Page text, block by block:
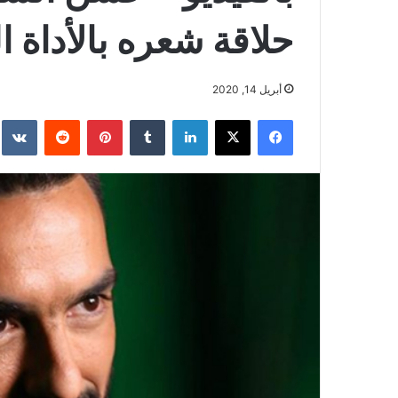
حلاقة شعره بالأداة
أبريل 14, 2020
فيسبوك ‫X لينكدإن بينتيريست